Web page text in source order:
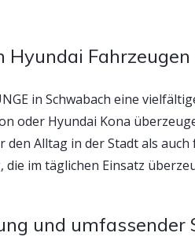
Hyundai
in Schwabach eine
oder Hyundai Kona
den Alltag in der Stadt als
im täglichen Einsatz
und umfassender